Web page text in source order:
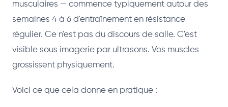
musculaires — commence typiquement autour des
semaines 4 à 6 d'entraînement en résistance
régulier. Ce n'est pas du discours de salle. C'est
visible sous imagerie par ultrasons. Vos muscles
grossissent physiquement.
Voici ce que cela donne en pratique :